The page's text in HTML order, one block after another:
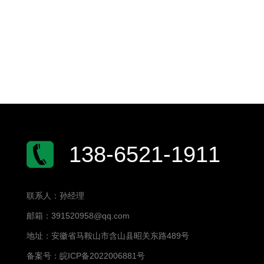
138-6521-1911
联系人：孙经理
邮箱：391520958@qq.com
地址：安徽省马鞍山市含山县昭关东路489号
备案号： 皖ICP备2022006881号